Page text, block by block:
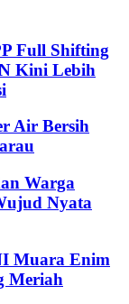
Full Shifting
Kini Lebih
Air Bersih
Warga
Nyata
Muara Enim
Meriah